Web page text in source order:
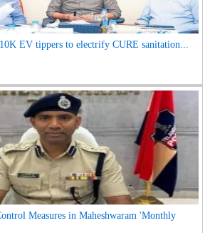
EV tippers to electrify CURE sanitation...
Measures in Maheshwaram 'Monthly